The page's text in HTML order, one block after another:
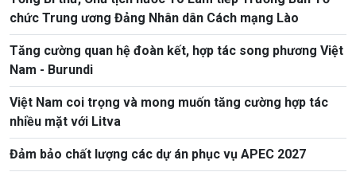
chức Trung ương Đảng Nhân dân Cách mạng Lào
Tăng cường quan hệ đoàn kết, hợp tác song phương Việt
Nam - Burundi
Việt Nam coi trọng và mong muốn tăng cường hợp tác
nhiều mặt với Litva
Đảm bảo chất lượng các dự án phục vụ APEC 2027